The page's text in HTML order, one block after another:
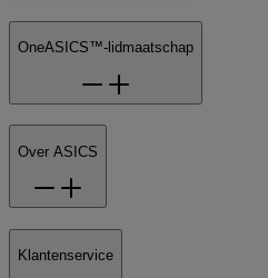
OneASICS™-lidmaatschap
Over ASICS
Klantenservice